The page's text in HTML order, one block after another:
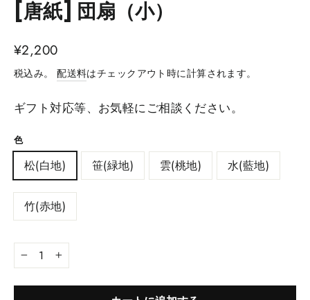
[唐紙] 団扇（小）
¥2,200
税込み。配送料はチェックアウト時に計算されます。
ギフト対応等、お気軽にご相談ください。
色
松(白地) 笹(緑地) 雲(桃地) 水(藍地)
竹(赤地)
− +